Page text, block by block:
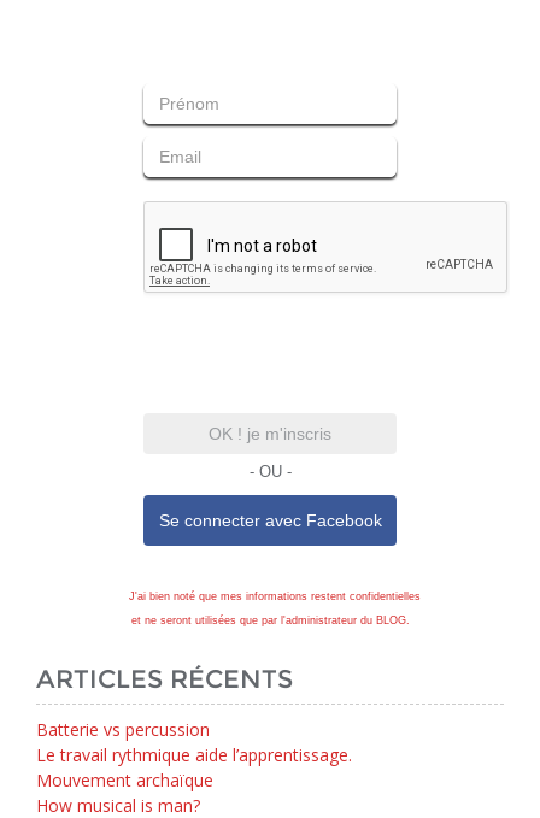
OK ! je m'inscris
- OU -
Se connecter avec Facebook
J'ai bien noté que mes informations restent confidentielles
et ne seront utilisées que par l'administrateur du BLOG.
ARTICLES RÉCENTS
Batterie vs percussion
Le travail rythmique aide l’apprentissage.
Mouvement archaïque
How musical is man?